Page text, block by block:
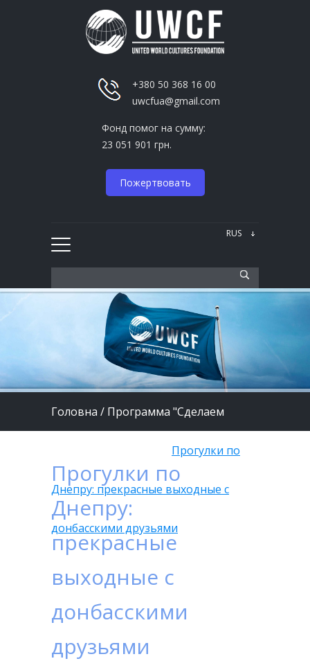
+380 50 368 16 00
uwcfua@gmail.com
Фонд помог на сумму:
23 051 901 грн.
Пожертвовать
Головна / Программа "Сделаем
Прогулки по
Днепру: прекрасные выходные с
донбасскими друзьями
Прогулки по
Днепру:
прекрасные
выходные с
донбасскими
друзьями